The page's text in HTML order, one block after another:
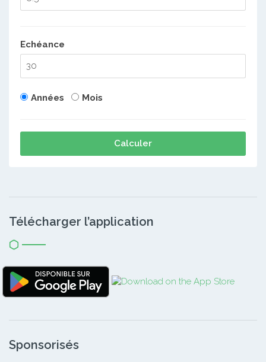
Echéance
Années Mois
Calculer
Télécharger l’application
Sponsorisés